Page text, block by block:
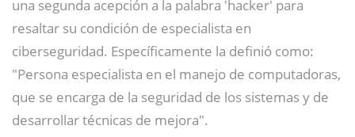
una segunda acepción a la palabra 'hacker' para
resaltar su condición de especialista en
ciberseguridad. Específicamente la definió como:
"Persona especialista en el manejo de computadoras,
que se encarga de la seguridad de los sistemas y de
desarrollar técnicas de mejora".